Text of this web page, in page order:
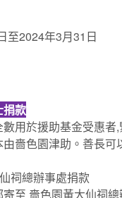
至2024年3月31日
捐款
用於援助基金受惠者
嗇色園津助。善長可
祠總辦事處捐款
至 嗇色園黃大仙祠